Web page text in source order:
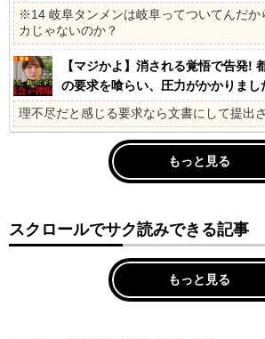
※14 岐阜タンメンは岐阜ってついてんだか
カじゃないのか？
【マジかよ】消される覚悟で告発!
の要求を喰らい、圧力がかかりまし
理不尽だと感じる要求なら文書にして提出
もっと見る
スクロールでサク読みできる記事
もっと見る